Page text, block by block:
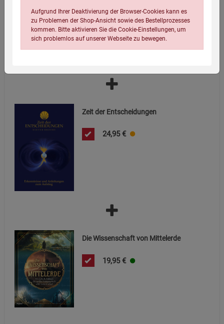
Zeit der Entscheidungen
24,95 €
Die Wissenschaft von Mittelerde
19,95 €
Aufgrund Ihrer Deaktivierung der Browser-Cookies kann es
zu Problemen der Shop-Ansicht sowie des Bestellprozesses
kommen. Bitte aktivieren Sie die Cookie-Einstellungen, um
sich problemlos auf unserer Webseite zu bewegen.
Einstellungen speichern für die GruppeEinstellungen speichern für die Gruppe
Zurück Einstellungen speichern für die Gruppe
Einwilligung nicht erteilen
Notwendige Cookies (5)
Cookie-Informationen
Funktionale Cookies (1)
Beschreibung Funktionale Cookies
Statistik Cookies (2)